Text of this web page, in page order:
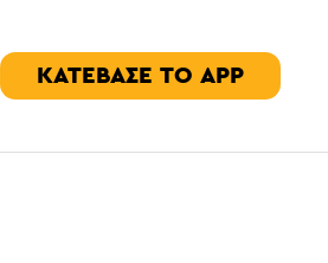
ΚΑΤΕΒΑΣΕ ΤΟ APP